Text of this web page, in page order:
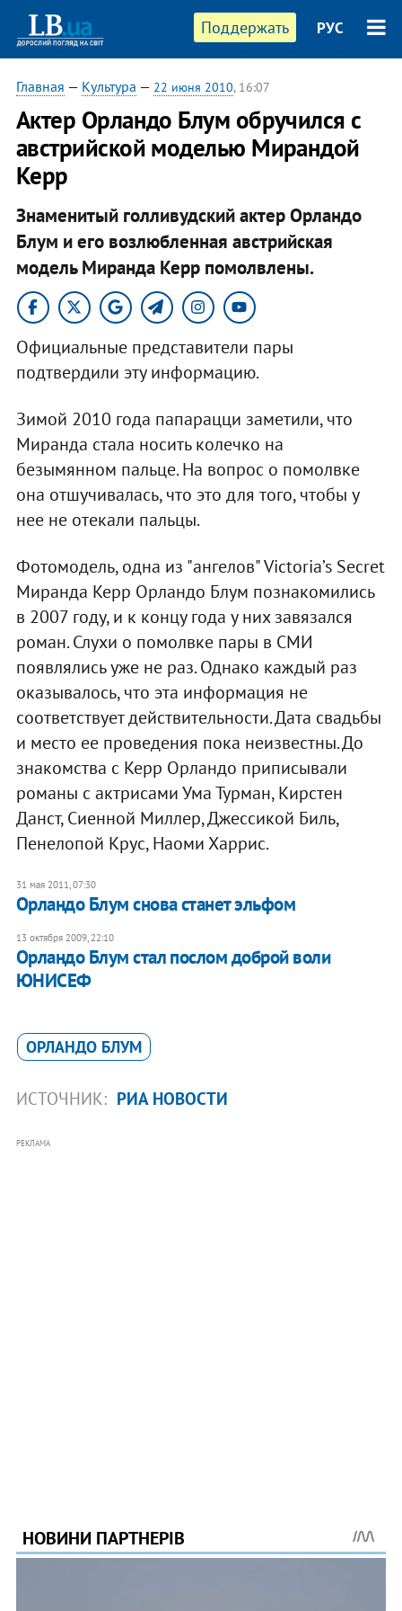
Поддержать РУС
Главная — Культура — 22 июня 2010, 16:07
Актер Орландо Блум обручился с
австрийской моделью Мирандой
Керр
Знаменитый голливудский актер Орландо
Блум и его возлюбленная австрийская
модель Миранда Керр помолвлены.
Официальные представители пары
подтвердили эту информацию.
Зимой 2010 года папарацци заметили, что
Миранда стала носить колечко на
безымянном пальце. На вопрос о помолвке
она отшучивалась, что это для того, чтобы у
нее не отекали пальцы.
Фотомодель, одна из "ангелов" Victoria’s Secret
Миранда Керр Орландо Блум познакомились
в 2007 году, и к концу года у них завязался
роман. Слухи о помолвке пары в СМИ
появлялись уже не раз. Однако каждый раз
оказывалось, что эта информация не
соответствует действительности. Дата свадьбы
и место ее проведения пока неизвестны. До
знакомства с Керр Орландо приписывали
романы с актрисами Ума Турман, Кирстен
Данст, Сиенной Миллер, Джессикой Биль,
Пенелопой Крус, Наоми Харрис.
31 мая 2011, 07:30
Орландо Блум снова станет эльфом
13 октября 2009, 22:10
Орландо Блум стал послом доброй воли
ЮНИСЕФ
ОРЛАНДО БЛУМ
ИСТОЧНИК: РИА НОВОСТИ
РЕКЛАМА